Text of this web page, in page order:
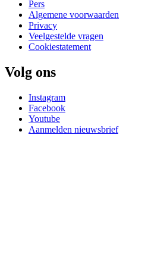
Pers
Algemene voorwaarden
Privacy
Veelgestelde vragen
Cookiestatement
Volg ons
Instagram
Facebook
Youtube
Aanmelden nieuwsbrief